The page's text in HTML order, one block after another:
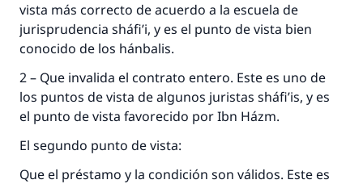
vista más correcto de acuerdo a la escuela de
jurisprudencia sháfi’i, y es el punto de vista bien
conocido de los hánbalis.
2 – Que invalida el contrato entero. Este es uno de
los puntos de vista de algunos juristas sháfi’is, y es
el punto de vista favorecido por Ibn Házm.
El segundo punto de vista:
Que el préstamo y la condición son válidos. Este es